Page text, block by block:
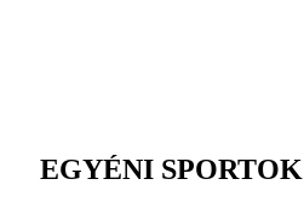
EGYÉNI SPORTOK